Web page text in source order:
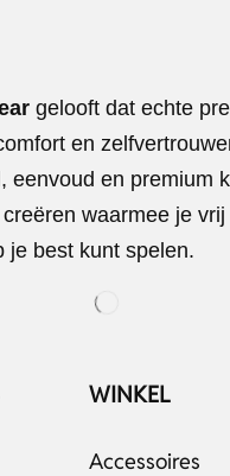
gelooft dat echte
en
eenvoud en premium
waarmee je vrij
je best kunt spelen.
WINKEL
Accessoires